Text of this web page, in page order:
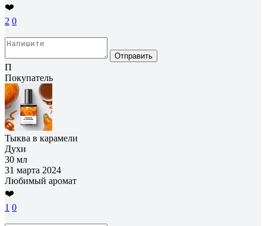
❤️
2 0
Отправить
П
Покупатель
Тыква в карамели
Духи
30 мл
31 марта 2024
Любимый аромат
❤️
1 0